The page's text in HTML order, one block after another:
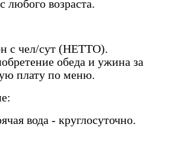
любого возраста.
с чел/сут (НЕТТО).
обеда и ужина за
плату по меню.
вода - круглосуточно.